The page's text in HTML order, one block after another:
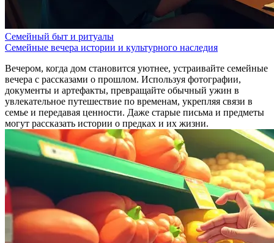
Семейный быт и ритуалы
Семейные вечера истории и культурного наследия
Вечером, когда дом становится уютнее, устраивайте семейные
вечера с рассказами о прошлом. Используя фотографии,
документы и артефакты, превращайте обычный ужин в
увлекательное путешествие по временам, укрепляя связи в
семье и передавая ценности. Даже старые письма и предметы
могут рассказать истории о предках и их жизни.